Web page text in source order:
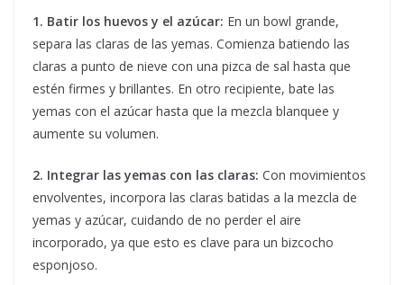
1. Batir los huevos y el azúcar: En un bowl grande,
separa las claras de las yemas. Comienza batiendo las
claras a punto de nieve con una pizca de sal hasta que
estén firmes y brillantes. En otro recipiente, bate las
yemas con el azúcar hasta que la mezcla blanquee y
aumente su volumen.
2. Integrar las yemas con las claras: Con movimientos
envolventes, incorpora las claras batidas a la mezcla de
yemas y azúcar, cuidando de no perder el aire
incorporado, ya que esto es clave para un bizcocho
esponjoso.